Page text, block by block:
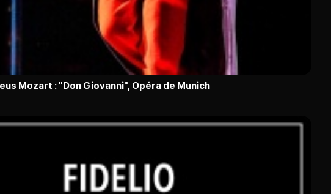
Mozart : "Don Giovanni", Opéra de Munich